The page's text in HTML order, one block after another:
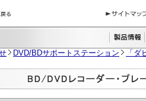
DVD/BDサポートステーション
「